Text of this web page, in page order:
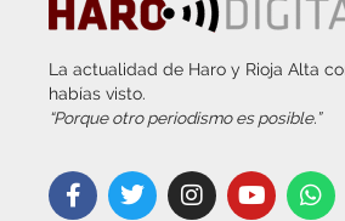
La actualidad de Haro y Rioja Alta
habías visto.
“Porque otro periodismo es posible.”